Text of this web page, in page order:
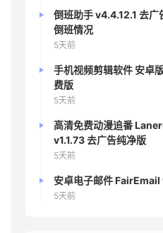
倒班助手 v4.4.12.1 去广
倒班情况
5天前
手机视频剪辑软件 安卓
费版
5天前
高清免费动漫追番
v1.1.73 去广告纯净版
5天前
安卓电子邮件
5天前